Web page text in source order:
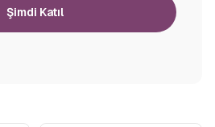
Şimdi Katıl